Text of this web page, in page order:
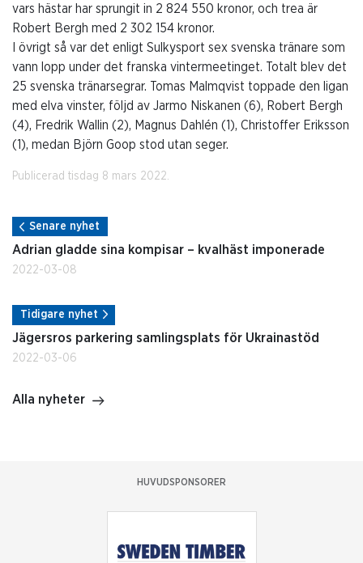
vars hästar har sprungit in 2 824 550 kronor, och trea är
Robert Bergh med 2 302 154 kronor.
I övrigt så var det enligt Sulkysport sex svenska tränare som
vann lopp under det franska vintermeetinget. Totalt blev det
25 svenska tränarsegrar. Tomas Malmqvist toppade den ligan
med elva vinster, följd av Jarmo Niskanen (6), Robert Bergh
(4), Fredrik Wallin (2), Magnus Dahlén (1), Christoffer Eriksson
(1), medan Björn Goop stod utan seger.
Publicerad tisdag 8 mars 2022.
Senare nyhet
Adrian gladde sina kompisar – kvalhäst imponerade
2022-03-08
Tidigare nyhet
Jägersros parkering samlingsplats för Ukrainastöd
2022-03-06
Alla nyheter
HUVUDSPONSORER